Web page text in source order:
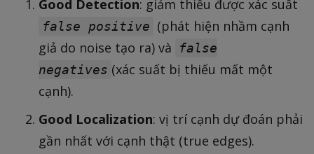
Good Detection: giảm thiểu được xác suất
false positive (phát hiện nhầm cạnh
giả do noise tạo ra) và
false
negatives (xác suất bị thiếu mất một
cạnh).
Good Localization: vị trí cạnh dự đoán phải
gần nhất với cạnh thật (true edges).